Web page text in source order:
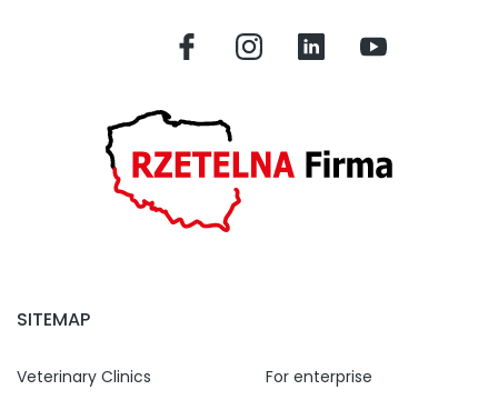
SITEMAP
Veterinary Clinics
For enterprise